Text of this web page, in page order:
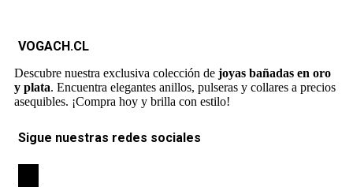
VOGACH.CL
Descubre nuestra exclusiva colección de joyas bañadas en oro
y plata. Encuentra elegantes anillos, pulseras y collares a precios
asequibles. ¡Compra hoy y brilla con estilo!
Sigue nuestras redes sociales